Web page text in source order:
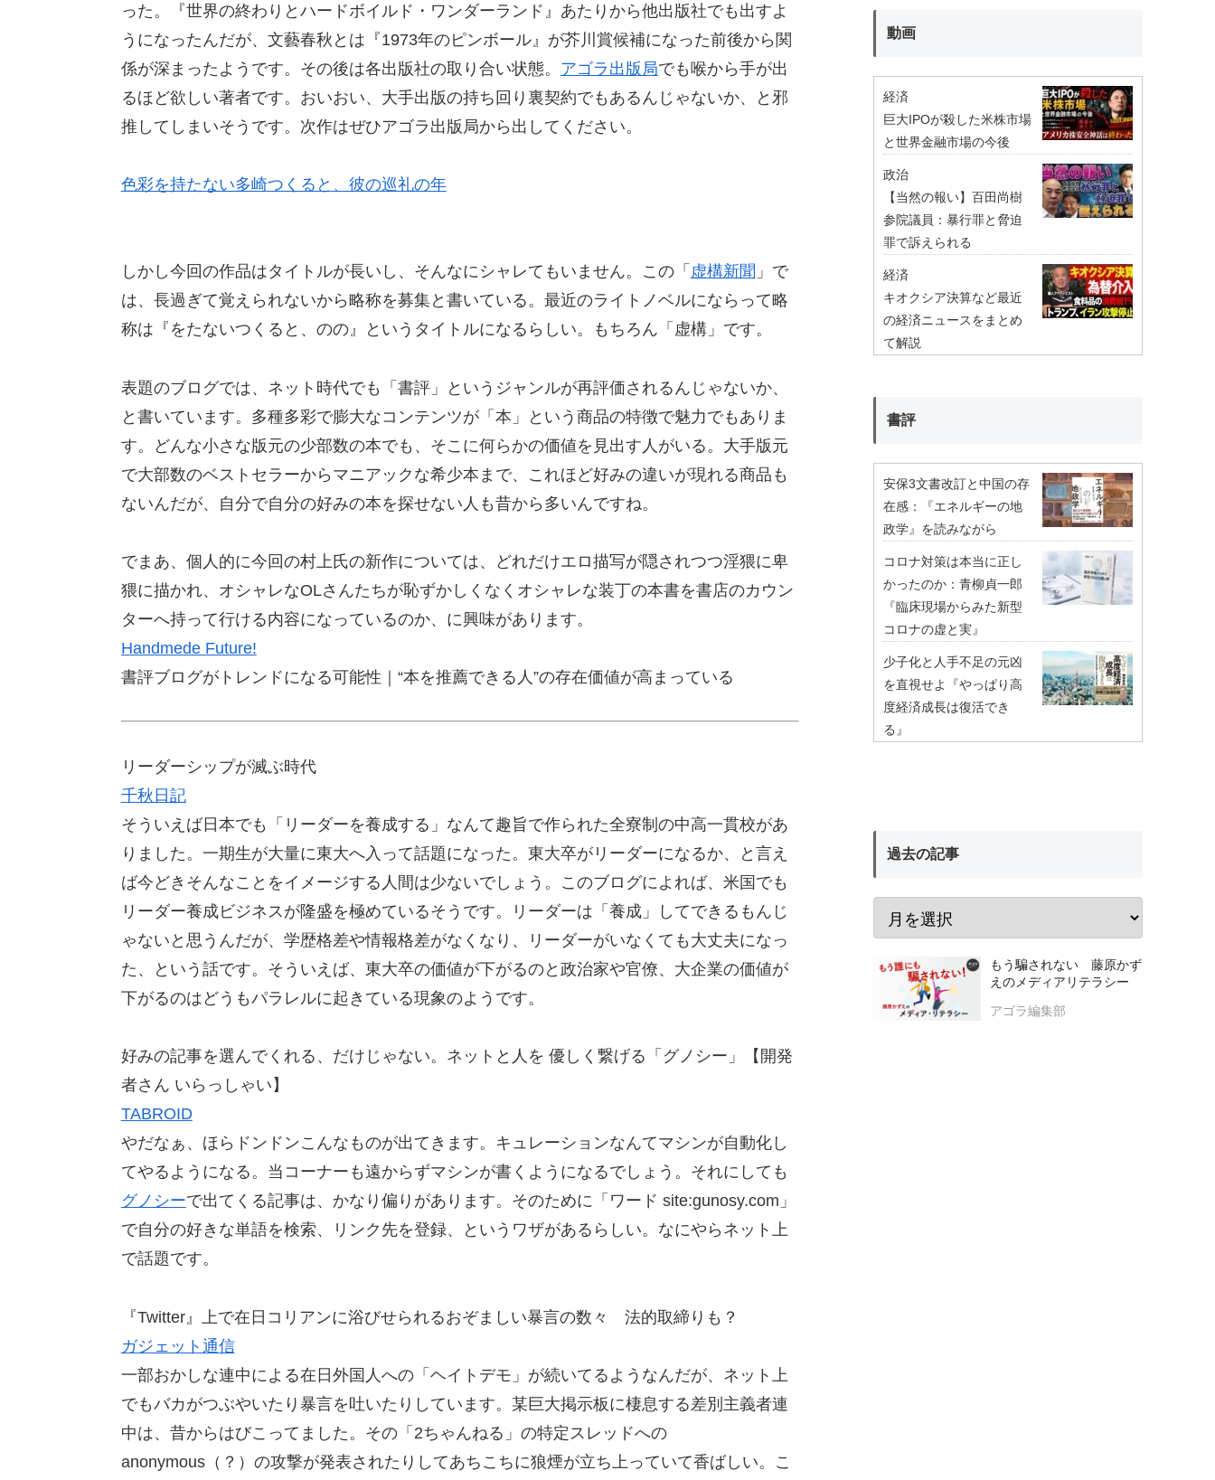
った。『世界の終わりとハードボイルド・ワンダーランド』あたりから他出版社でも出すよ
うになったんだが、文藝春秋とは『1973年のピンボール』が芥川賞候補になった前後から関
係が深まったようです。その後は各出版社の取り合い状態。 アゴラ出版局でも喉から手が出
るほど欲しい著者です。おいおい、大手出版の持ち回り裏契約でもあるんじゃないか、と邪
推してしまいそうです。次作はぜひアゴラ出版局から出してください。
色彩を持たない多崎つくると、彼の巡礼の年
しかし今回の作品はタイトルが長いし、そんなにシャレてもいません。この「 虚構新聞 」で
は、長過ぎて覚えられないから略称を募集と書いている。最近のライトノベルにならって略
称は『をたないつくると、のの』というタイトルになるらしい。もちろん「虚構」です。
表題のブログでは、ネット時代でも「書評」というジャンルが再評価されるんじゃないか、
と書いています。多種多彩で膨大なコンテンツが「本」という商品の特徴で魅力でもありま
す。どんな小さな版元の少部数の本でも、そこに何らかの価値を見出す人がいる。大手版元
で大部数のベストセラーからマニアックな希少本まで、これほど好みの違いが現れる商品も
ないんだが、自分で自分の好みの本を探せない人も昔から多いんですね。
でまあ、個人的に今回の村上氏の新作については、どれだけエロ描写が隠されつつ淫猥に卑
猥に描かれ、オシャレなOLさんたちが恥ずかしくなくオシャレな装丁の本書を書店のカウン
ターへ持って行ける内容になっているのか、に興味があります。
Handmede Future!
書評ブログがトレンドになる可能性｜“本を推薦できる人”の存在価値が高まっている
リーダーシップが滅ぶ時代
千秋日記
そういえば日本でも「リーダーを養成する」なんて趣旨で作られた全寮制の中高一貫校があ
りました。一期生が大量に東大へ入って話題になった。東大卒がリーダーになるか、と言え
ば今どきそんなことをイメージする人間は少ないでしょう。このブログによれば、米国でも
リーダー養成ビジネスが隆盛を極めているそうです。リーダーは「養成」してできるもんじ
ゃないと思うんだが、学歴格差や情報格差がなくなり、リーダーがいなくても大丈夫になっ
た、という話です。そういえば、東大卒の価値が下がるのと政治家や官僚、大企業の価値が
下がるのはどうもパラレルに起きている現象のようです。
好みの記事を選んでくれる、だけじゃない。ネットと人を 優しく繋げる「グノシー」【開発
者さん いらっしゃい】
TABROID
やだなぁ、ほらドンドンこんなものが出てきます。キュレーションなんてマシンが自動化し
てやるようになる。当コーナーも遠からずマシンが書くようになるでしょう。それにしても
グノシーで出てくる記事は、かなり偏りがあります。そのために「ワード site:gunosy.com」
で自分の好きな単語を検索、リンク先を登録、というワザがあるらしい。なにやらネット上
で話題です。
『Twitter』上で在日コリアンに浴びせられるおぞましい暴言の数々 法的取締りも？
ガジェット通信
一部おかしな連中による在日外国人への「ヘイトデモ」が続いてるようなんだが、ネット上
でもバカがつぶやいたり暴言を吐いたりしています。某巨大掲示板に棲息する差別主義者連
中は、昔からはびこってました。その「2ちゃんねる」の特定スレッドへの
anonymous（？）の攻撃が発表されたりしてあちこちに狼煙が立ち上っていて香ばしい。こ
動画
経済
巨大IPOが殺した米株市場
と世界金融市場の今後
政治
【当然の報い】百田尚樹
参院議員：暴行罪と脅迫
罪で訴えられる
経済
キオクシア決算など最近
の経済ニュースをまとめ
て解説
書評
安保3文書改訂と中国の存
在感：『エネルギーの地
政学』を読みながら
コロナ対策は本当に正し
かったのか：青柳貞一郎
『臨床現場からみた新型
コロナの虚と実』
少子化と人手不足の元凶
を直視せよ『やっぱり高
度経済成長は復活でき
る』
過去の記事
もう騙されない 藤原かず
えのメディアリテラシー
アゴラ編集部